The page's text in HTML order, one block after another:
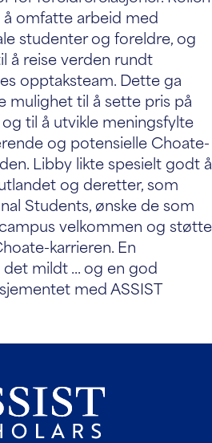
omfatte arbeid med
studenter og foreldre, og
å reise verden rundt
opptaksteam. Dette ga
mulighet til å sette pris på
til å utvikle meningsfylte
og potensielle Choate-
Libby likte spesielt godt å
og deretter, som
Students, ønske de som
velkommen og støtte
karrieren. En
mildt ... og en god
med ASSIST